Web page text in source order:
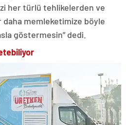
her türlü tehlikelerden ve
memleketimize böyle
göstermesin” dedi.